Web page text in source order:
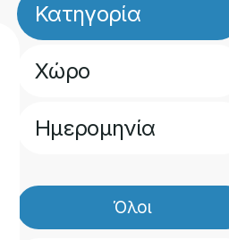
Κατηγορία
Xώρο
Ημερομηνία
Όλοι